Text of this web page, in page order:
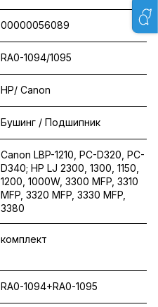
00000056089
RA0-1094/1095
HP/ Canon
Бушинг / Подшипник
Canon LBP-1210, PC-D320, PC-
D340; HP LJ 2300, 1300, 1150,
1200, 1000W, 3300 MFP, 3310
MFP, 3320 MFP, 3330 MFP,
3380
комплект
RA0-1094+RA0-1095